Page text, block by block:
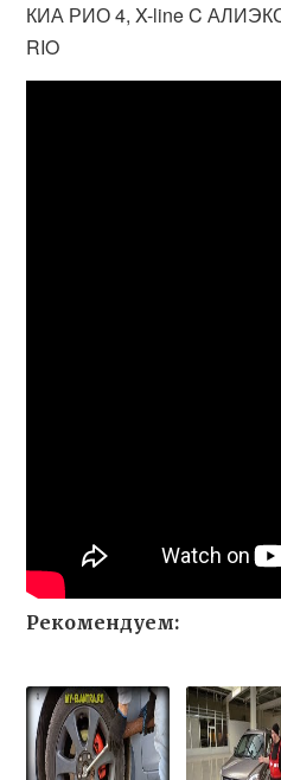
КИА РИО 4, X-line C
RIO
Рекомендуем: